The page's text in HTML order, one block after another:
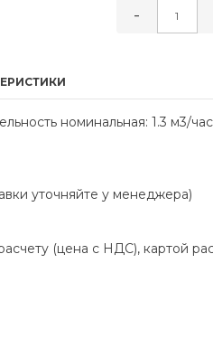
-
номинальная: 1.3 м3/
уточняйте у менеджера)
(цена с НДС), картой